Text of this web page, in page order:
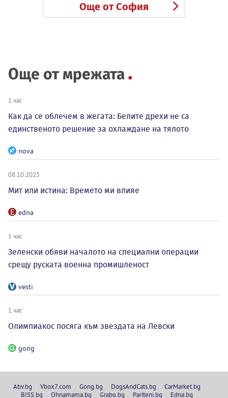
Още от София
Още от мрежата
1 час
Как да се облечем в жегата: Белите дрехи не са
единственото решение за охлаждане на тялото
nova
08.10.2025
Мит или истина: Времето ми влияе
edna
1 час
Зеленски обяви началото на специални операции
срещу руската военна промишленост
vesti
1 час
Олимпиакос посяга към звездата на Левски
gong
Abv.bg Vbox7.com Gong.bg DogsAndCats.bg
CarMarket.bg
BISS.bg
Ohnamama.bg Grabo.bg Pariteni.bg Edna.bg